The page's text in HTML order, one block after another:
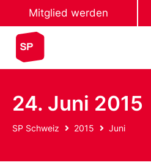
Mitglied werden
24. Juni 2015
SP Schweiz 2015 Juni